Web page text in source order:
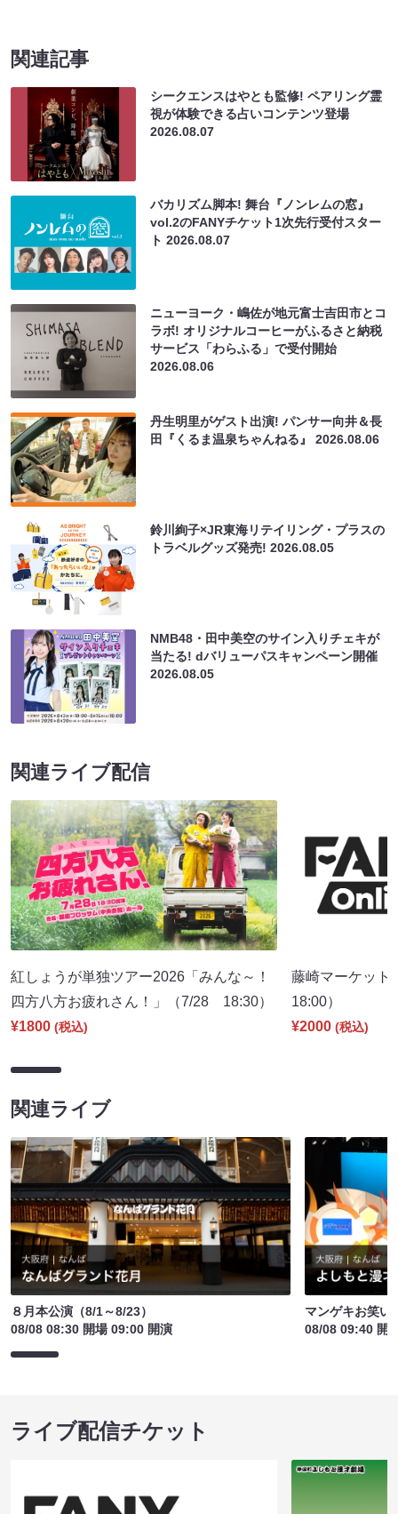
関連記事
シークエンスはやとも監修! ペアリング霊
視が体験できる占いコンテンツ登場
2026.08.07
バカリズム脚本! 舞台『ノンレムの窓』
vol.2のFANYチケット1次先行受付スター
ト2026.08.07
ニューヨーク・嶋佐が地元富士吉田市とコ
ラボ! オリジナルコーヒーがふるさと納税
サービス「わらふる」で受付開始
2026.08.06
丹生明里がゲスト出演! パンサー向井＆長
田『くるま温泉ちゃんねる』2026.08.06
鈴川絢子×JR東海リテイリング・プラスの
トラベルグッズ発売!2026.08.05
NMB48・田中美空のサイン入りチェキが
当たる! dバリューパスキャンペーン開催
2026.08.05
関連ライブ配信
紅しょうが単独ツアー2026「みんな～！
四方八方お疲れさん！」（7/28 18:30）
¥1800 (税込)
藤崎マーケッ
18:00）
¥2000 (税込)
関連ライブ
８月本公演（8/1～8/23）
08/08 08:30 開場 09:00 開演
マンゲキお笑い
08/08 09:40 開
ライブ配信チケット